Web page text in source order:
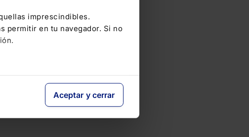
imprescindibles.
permitir en tu navegador. Si no
Aceptar y cerrar